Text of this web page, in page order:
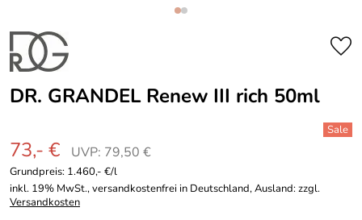
DR. GRANDEL Renew III rich 50ml
73,- € UVP: 79,50 €
Grundpreis: 1.460,- €/l
inkl. 19% MwSt., versandkostenfrei in Deutschland, Ausland: zzgl.
Versandkosten